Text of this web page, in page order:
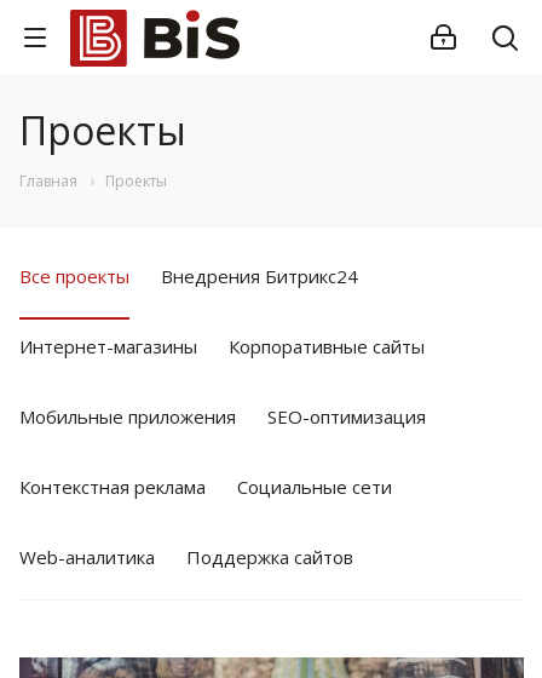
Проекты
Главная Проекты
Все проекты Внедрения Битрикс24
Интернет-магазины Корпоративные сайты
Мобильные приложения SEO-оптимизация
Контекстная реклама Социальные сети
Web-аналитика Поддержка сайтов